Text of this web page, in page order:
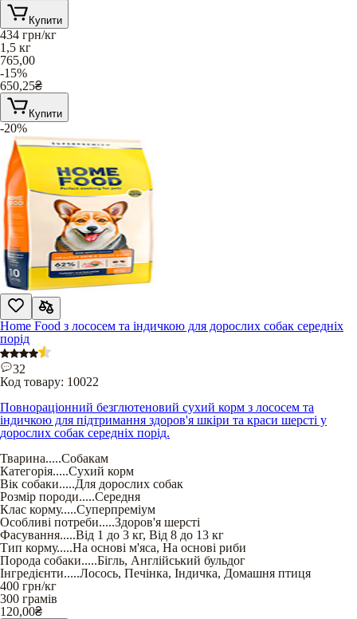
Купити
434 грн/кг
1,5 кг
765,00
-15%
650,25₴
Купити
-20%
Home Food з лососем та індичкою для дорослих собак середніх
порід
32
Код товару: 10022
Повнораціонний безглютеновий сухий корм з лососем та
індичкою для підтримання здоров'я шкіри та краси шерсті у
дорослих собак середніх порід.
Тварина.....Собакам
Категорія.....Сухий корм
Вік собаки.....Для дорослих собак
Розмір породи.....Середня
Клас корму.....Суперпреміум
Особливі потреби.....Здоров'я шерсті
Фасування.....Від 1 до 3 кг, Від 8 до 13 кг
Тип корму.....На основі м'яса, На основі риби
Порода собаки.....Бігль, Англійський бульдог
Інгредієнти.....Лосось, Печінка, Індичка, Домашня птиця
400 грн/кг
300 грамів
120,00₴